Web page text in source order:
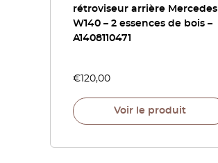
rétroviseur arrière Mercedes
W140 – 2 essences de bois –
A1408110471
€ 120,00
Voir le produit